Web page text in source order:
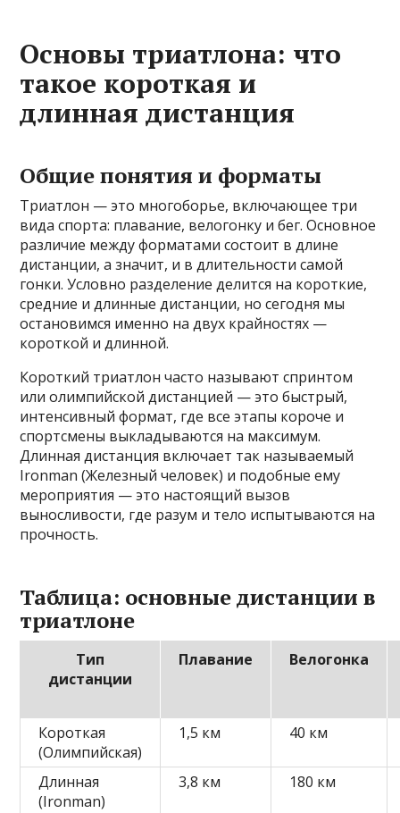
Основы триатлона: что
такое короткая и
длинная дистанция
Общие понятия и форматы
Триатлон — это многоборье, включающее три
вида спорта: плавание, велогонку и бег. Основное
различие между форматами состоит в длине
дистанции, а значит, и в длительности самой
гонки. Условно разделение делится на короткие,
средние и длинные дистанции, но сегодня мы
остановимся именно на двух крайностях —
короткой и длинной.
Короткий триатлон часто называют спринтом
или олимпийской дистанцией — это быстрый,
интенсивный формат, где все этапы короче и
спортсмены выкладываются на максимум.
Длинная дистанция включает так называемый
Ironman (Железный человек) и подобные ему
мероприятия — это настоящий вызов
выносливости, где разум и тело испытываются на
прочность.
Таблица: основные дистанции в
триатлоне
Тип
дистанции
Плавание Велогонка
Короткая
(Олимпийская)
1,5 км 40 км
Длинная
(Ironman)
3,8 км 180 км